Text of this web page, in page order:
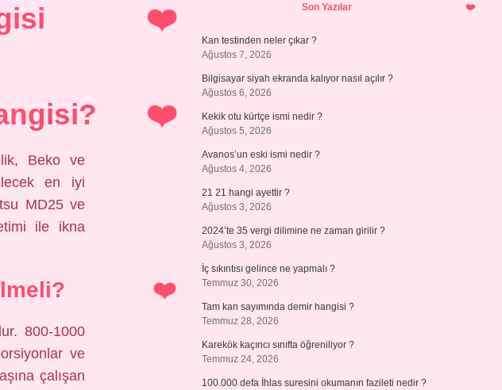
Beko ve
en iyi
MD25 ve
ile ikna
800-1000
ve
çalışan
Son Yazılar
Kan testinden neler çıkar ?
Ağustos 7, 2026
Bilgisayar siyah ekranda kalıyor nasıl açılır ?
Ağustos 6, 2026
Kekik otu kürtçe ismi nedir ?
Ağustos 5, 2026
Avanos’un eski ismi nedir ?
Ağustos 4, 2026
21 21 hangi ayettir ?
Ağustos 3, 2026
2024’te 35 vergi dilimine ne zaman girilir ?
Ağustos 3, 2026
İç sıkıntısı gelince ne yapmalı ?
Temmuz 30, 2026
Tam kan sayımında demir hangisi ?
Temmuz 28, 2026
Karekök kaçıncı sınıfta öğreniliyor ?
Temmuz 24, 2026
100.000 defa İhlas suresini okumanın fazileti nedir ?